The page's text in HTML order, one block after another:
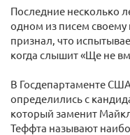
Последние несколько
одном из писем
признал, что
когда слышит «Ще не
В Госдепартаменте
определились с
который заменит
Теффта называют